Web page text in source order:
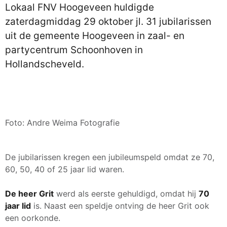
Lokaal FNV Hoogeveen huldigde
zaterdagmiddag 29 oktober jl. 31 jubilarissen
uit de gemeente Hoogeveen in zaal- en
partycentrum Schoonhoven in
Hollandscheveld.
Foto: Andre Weima Fotografie
De jubilarissen kregen een jubileumspeld omdat ze 70,
60, 50, 40 of 25 jaar lid waren.
De heer Grit werd als eerste gehuldigd, omdat hij 70
jaar lid is. Naast een speldje ontving de heer Grit ook
een oorkonde.